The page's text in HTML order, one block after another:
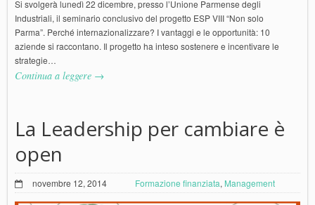
Si svolgerà lunedì 22 dicembre, presso l’Unione Parmense degli
Industriali, il seminario conclusivo del progetto ESP VIII “Non solo
Parma”. Perché internazionalizzare? I vantaggi e le opportunità: 10
aziende si raccontano. Il progetto ha inteso sostenere e incentivare le
strategie…
Continua a leggere →
La Leadership per cambiare è
open
novembre 12, 2014 Formazione finanziata, Management